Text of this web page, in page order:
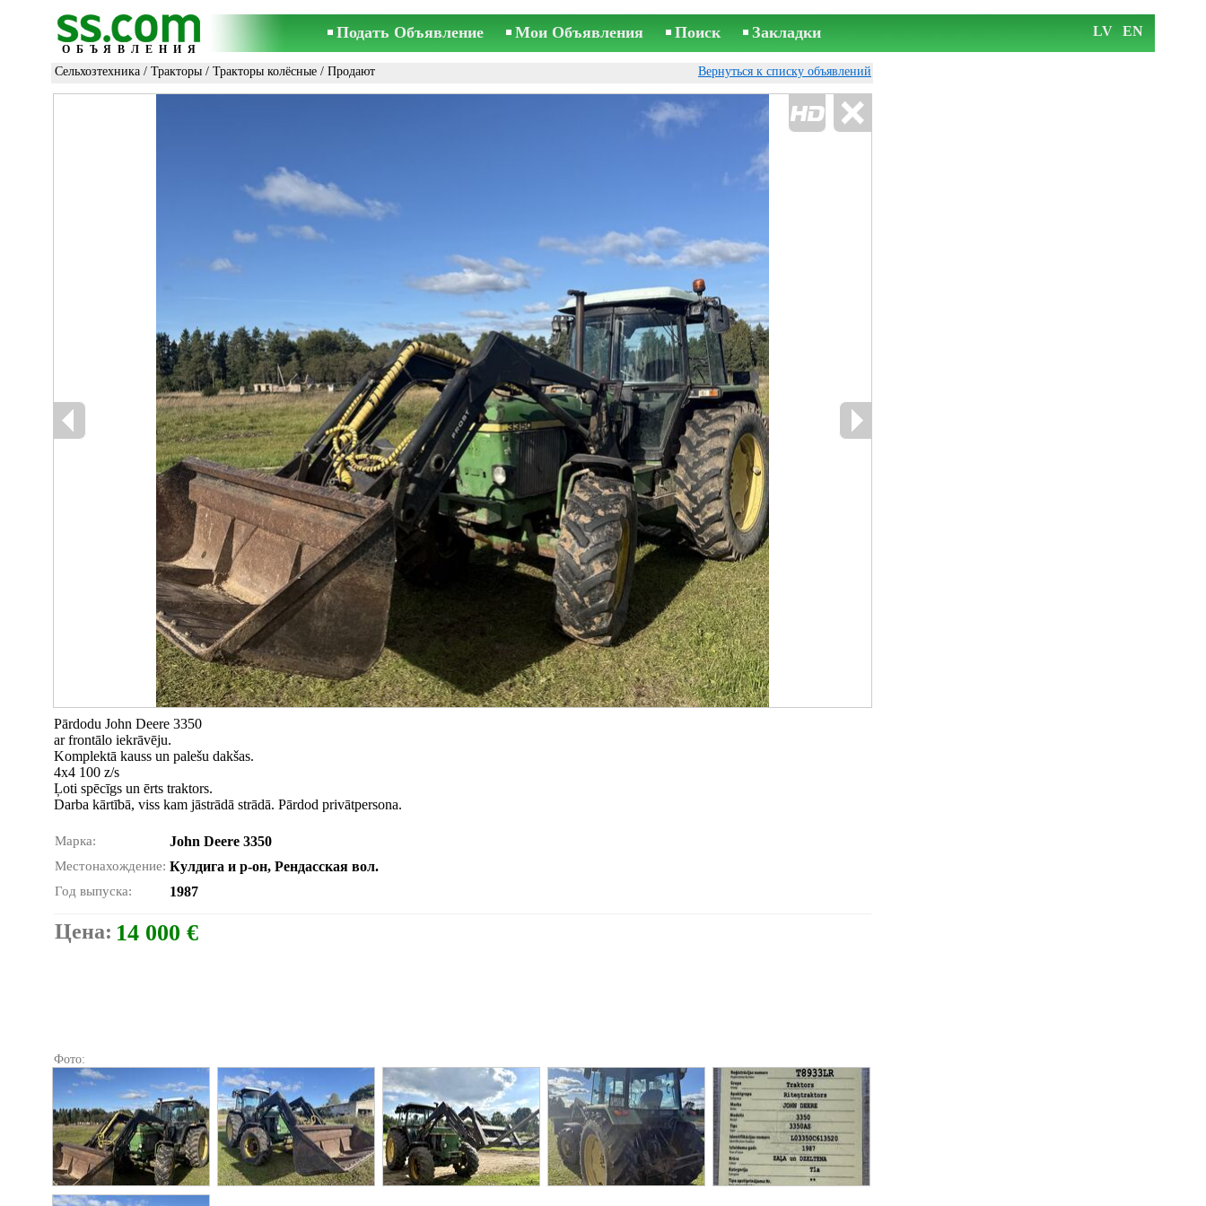
ОБЪЯВЛЕНИЯ
Подать Объявление Мои Объявления Поиск Закладки LV EN
Сельхозтехника / Тракторы / Тракторы колёсные / Продают Вернуться к списку объявлений
Pārdodu John Deere 3350
ar frontālo iekrāvēju.
Komplektā kauss un palešu dakšas.
4x4 100 z/s
Ļoti spēcīgs un ērts traktors.
Darba kārtībā, viss kam jāstrādā strādā. Pārdod privātpersona.
Марка: John Deere 3350
Местонахождение: Кулдига и р-он, Рендасская вол.
Год выпуска: 1987
Цена: 14 000 €
Фото: